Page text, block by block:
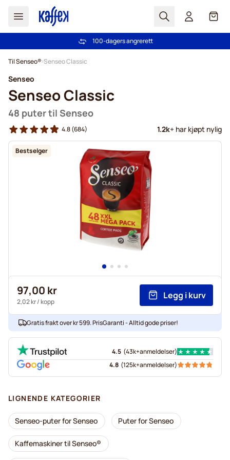
Søk Cart
Gratis frakt over kr 599
100-dagers angrerett
Til Senseo® Senseo Classic
Bestselger
Senseo
Senseo Classic
48 puter til Senseo
4.8(684) 1.2k+ har kjøpt nylig
97,00 kr
2,02 kr/ kopp
Legg i kurv
Gratis frakt over kr 599. PrisGaranti - Alltid gode priser!
4.5 (43k+anmeldelser)
4.8 (125k+anmeldelser)
LIGNENDE KATEGORIER
Senseo-puter for Senseo Puter for Senseo
Kaffemaskiner til Senseo®